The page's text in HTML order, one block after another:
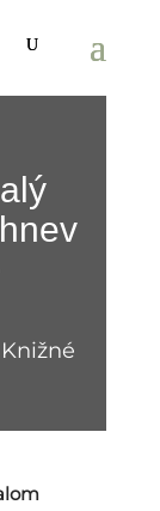
Knižné